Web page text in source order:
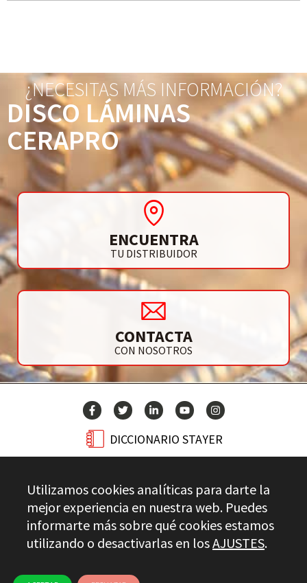
¿NECESITAS MÁS INFORMACIÓN?
DISCO LÁMINAS
CERAPRO
ENCUENTRA
TU DISTRIBUIDOR
CONTACTA
CON NOSOTROS
DICCIONARIO STAYER
CONTACTO
Stayer.es © 2026
Utilizamos cookies analíticas para darte la
mejor experiencia en nuestra web. Puedes
informarte más sobre qué cookies estamos
utilizando o desactivarlas en losAJUSTES.